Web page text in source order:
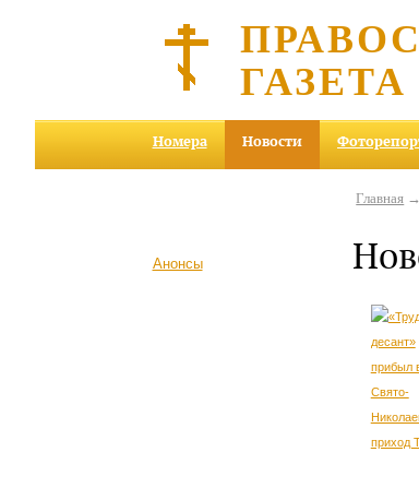
ГАЗЕТА
Номера Новости
Анонсы
Главная